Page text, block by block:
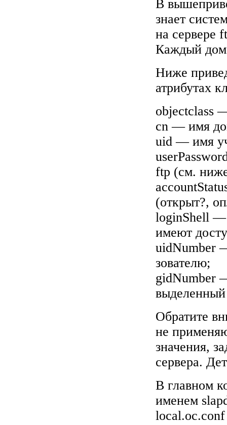
В
знает
на
Каждый
Ниже
атрибутах
objectclass
cn — имя
uid — имя
ftp (см.
(открыт?,
loginShell —
имеют
uidNumber
зователю;
gidNumber
выделенный
Обратите
не
значения,
сервера.
В главном
именем